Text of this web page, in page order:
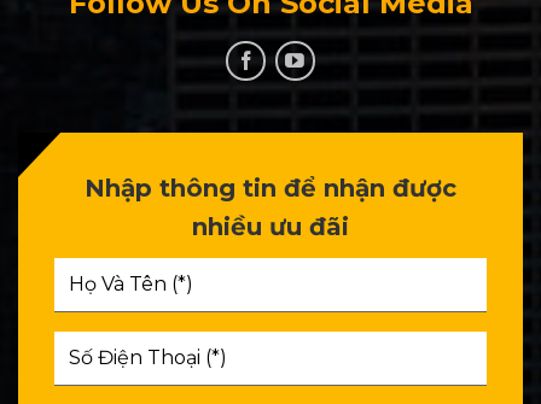
Nhập thông tin để nhận được
nhiều ưu đãi